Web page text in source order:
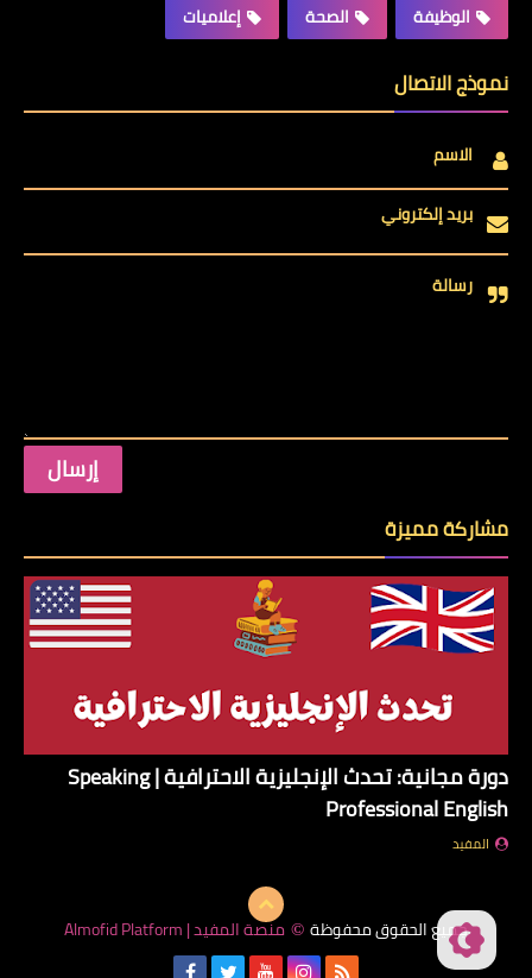
الوظيفة
الصحة إعلاميات
نموذج الاتصال
الاسم
بريد إلكتروني
رسالة
مشاركة مميزة
دورة مجانية: تحدث الإنجليزية الاحترافية | Speaking
Professional English
المفيد
جميع الحقوق محفوظة © منصة المفيد | Almofid Platform